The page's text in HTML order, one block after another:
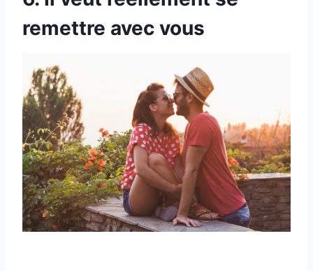
remettre avec vous